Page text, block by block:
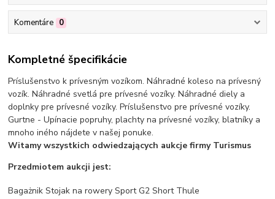
Komentáre 0
Kompletné špecifikácie
Príslušenstvo k prívesným vozíkom. Náhradné koleso na prívesný
vozík. Náhradné svetlá pre prívesné vozíky. Náhradné diely a
doplnky pre prívesné vozíky. Príslušenstvo pre prívesné vozíky.
Gurtne - Upínacie popruhy, plachty na prívesné vozíky, blatníky a
mnoho iného nájdete v našej ponuke.
Witamy wszystkich odwiedzających aukcje firmy Turismus
Przedmiotem aukcji jest:
Bagażnik Stojak na rowery Sport G2 Short Thule